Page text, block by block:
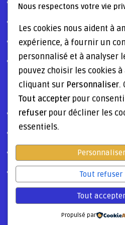
Ressources Humaines
Certifications & Labels
Tourisme Durable
OPTIMISER
Formations & Training
Performance Financière
Customer Journey Mapping
Nous contacter C.G.V. Missions
OTELIRIS.comest une
Nous respectons votre vie
Les cookies nous aident à
expérience, à fournir un
personnalisé et à analyser
pouvez choisir les cookies
cliquant sur Personnaliser.
Tout accepter pour
refuser pour décliner les
essentiels.
Personnaliser
Tout refuser
Tout accepter
Propulsé par